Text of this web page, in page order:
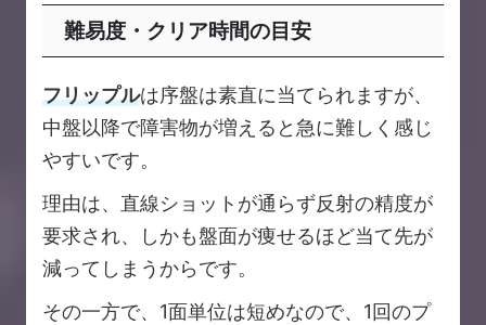
難易度・クリア時間の目安
フリップルは序盤は素直に当てられますが、
中盤以降で障害物が増えると急に難しく感じ
やすいです。
理由は、直線ショットが通らず反射の精度が
要求され、しかも盤面が痩せるほど当て先が
減ってしまうからです。
その一方で、1面単位は短めなので、1回のプ